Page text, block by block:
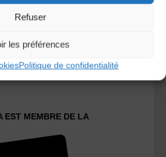
Refuser
les préférences
Politique de confidentialité
EST MEMBRE DE LA